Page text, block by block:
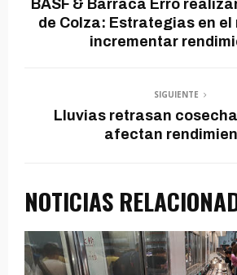
BASF & Barraca Erro
de Colza: Estrategias en el
incrementar
SIGUIENTE
Lluvias retrasan
afectan
NOTICIAS